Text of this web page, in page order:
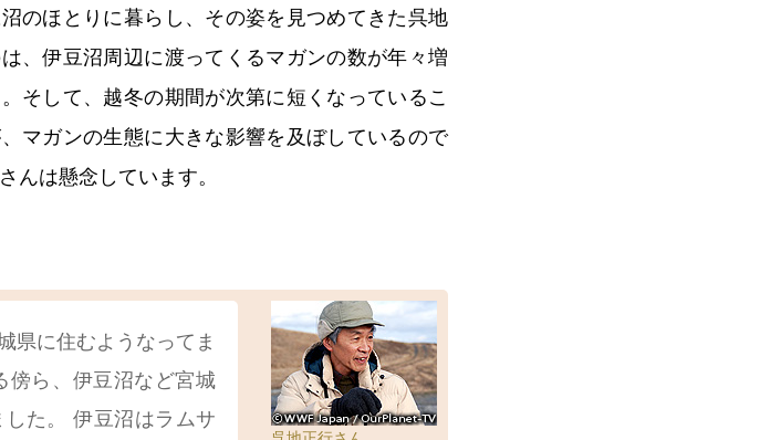
のほとりに暮らし、その姿を見つめてきた呉地
、伊豆沼周辺に渡ってくるマガンの数が年々増
そして、越冬の期間が次第に短くなっているこ
マガンの生態に大きな影響を及ぼしているので
んは懸念しています。
県に住むようなってま
傍ら、伊豆沼など宮城
た。 伊豆沼はラムサ